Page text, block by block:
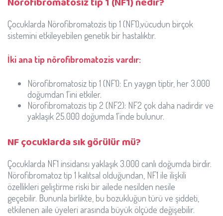
Çocuklarda Nörofibromatozis tip 1 (NF1),vücudun birçok
sistemini etkileyebilen genetik bir hastalıktır.
İki ana tip nörofibromatozis vardır:
Nörofibromatosiz tip 1 (NF1): En yaygın tiptir, her 3.000
doğumdan 1'ini etkiler.
Nörofibromatozis tip 2 (NF2): NF2 çok daha nadirdir ve
yaklaşık 25.000 doğumda 1'inde bulunur.
NF çocuklarda sık görülür mü?
Çocuklarda NF1 insidansı yaklaşık 3.000 canlı doğumda birdir.
Nörofibromatoz tip 1 kalıtsal olduğundan, NF1 ile ilişkili
özellikleri geliştirme riski bir ailede nesilden nesile
geçebilir. Bununla birlikte, bu bozukluğun türü ve şiddeti,
etkilenen aile üyeleri arasında büyük ölçüde değişebilir.